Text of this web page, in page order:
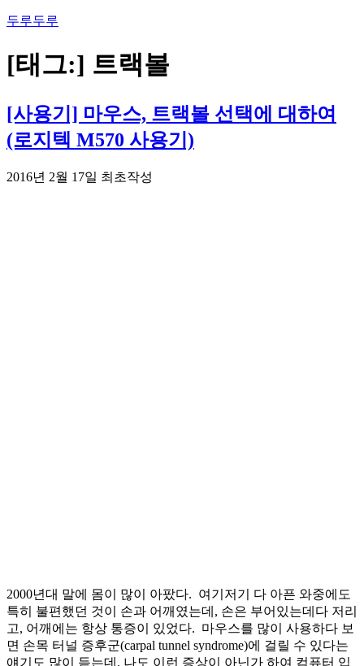
콘
츠
로
로
가
기
두루두루
[태그:] 트랙볼
[사용기] 마우스, 트랙볼 선택에 대하여
(로지텍 M570 사용기)
2016년 2월 17일 최초작성
2000년대 말에 몸이 많이 아팠다. 여기저기 다 아픈 와중에도
특히 불편했던 것이 손과 어깨였는데, 손은 부어있는데다 저리
고, 어깨에는 항상 통증이 있었다. 마우스를 많이 사용하다 보
면 손목 터널 증후군(carpal tunnel syndrome)에 걸릴 수 있다는
얘기도 많이 듣는데, 나도 이런 증상이 아닌가 하여 컴퓨터 입